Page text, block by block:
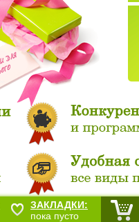
ЗАКЛАДКИ:
пока пусто